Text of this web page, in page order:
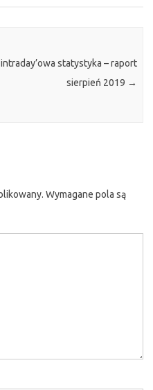
intraday’owa statystyka – raport
sierpień 2019 →
Wymagane pola są